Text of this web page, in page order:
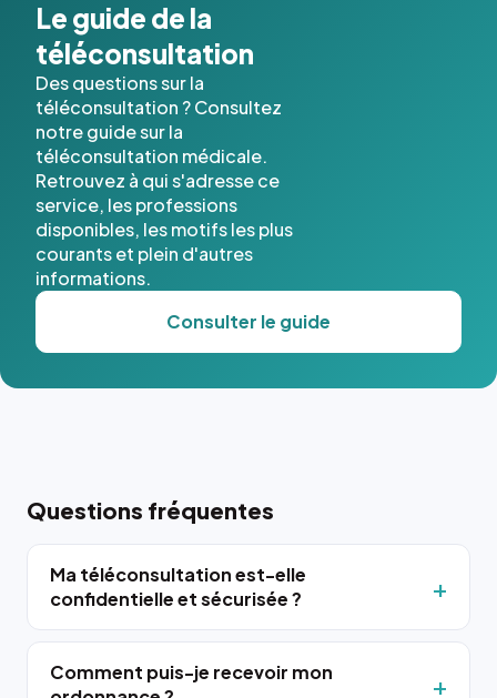
Le guide de la
téléconsultation
Des questions sur la
téléconsultation ? Consultez
notre guide sur la
téléconsultation médicale.
Retrouvez à qui s'adresse ce
service, les professions
disponibles, les motifs les plus
courants et plein d'autres
informations.
Consulter le guide
Questions fréquentes
Ma téléconsultation est-elle
confidentielle et sécurisée ?
Comment puis-je recevoir mon